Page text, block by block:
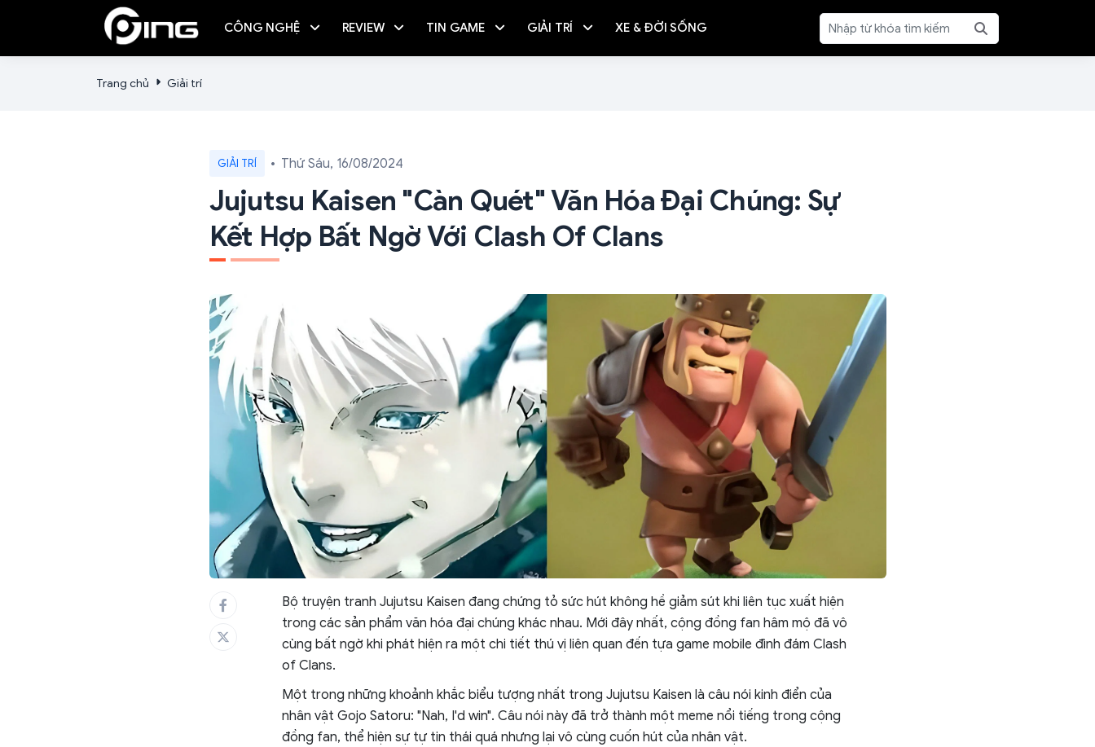
CÔNG NGHỆ REVIEW TIN GAME GIẢI TRÍ XE & ĐỜI SỐNG
Trang chủ Giải trí
GIẢI TRÍ Thứ Sáu, 16/08/2024
Jujutsu Kaisen "càn Quét" Văn Hóa Đại Chúng: Sự
Kết Hợp Bất Ngờ Với Clash Of Clans
Bộ truyện tranh Jujutsu Kaisen đang chứng tỏ sức hút không hề giảm sút khi liên tục xuất hiện
trong các sản phẩm văn hóa đại chúng khác nhau. Mới đây nhất, cộng đồng fan hâm mộ đã vô
cùng bất ngờ khi phát hiện ra một chi tiết thú vị liên quan đến tựa game mobile đình đám Clash
of Clans.
Một trong những khoảnh khắc biểu tượng nhất trong Jujutsu Kaisen là câu nói kinh điển của
nhân vật Gojo Satoru: "Nah, I'd win". Câu nói này đã trở thành một meme nổi tiếng trong cộng
đồng fan, thể hiện sự tự tin thái quá nhưng lại vô cùng cuốn hút của nhân vật.